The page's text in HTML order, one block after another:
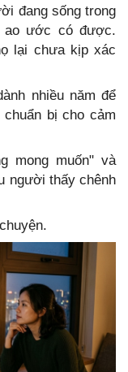
đang sống trong
ao ước có được.
lại chưa kịp xác
nhiều năm để
bị cho cảm
mong muốn" và
người thấy chênh